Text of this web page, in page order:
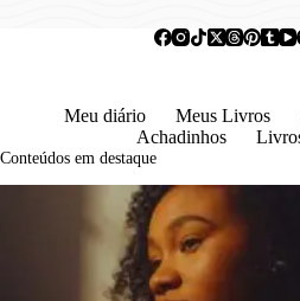
Meu diário Meus Livros
Achadinhos
Conteúdos em destaque